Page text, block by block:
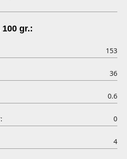
gr.:
153
36
0.6
0
4